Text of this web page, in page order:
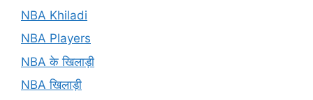
NBA Khiladi
NBA Players
NBA के खिलाड़ी
NBA खिलाड़ी